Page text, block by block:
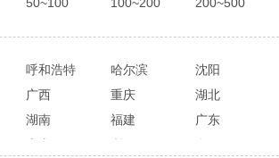
呼和浩特 哈尔滨 沈阳
广西 重庆 湖北
湖南 福建 广东